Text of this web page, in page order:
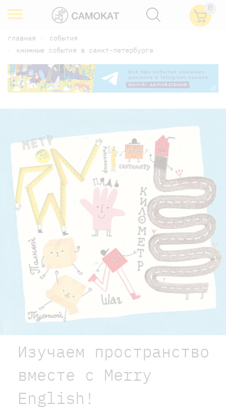
0
главная
события
книжные события в санкт-петербурге
Изучаем пространство
вместе с Merry
English!